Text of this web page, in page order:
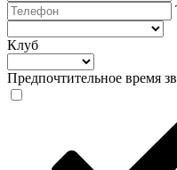
Клуб
Предпочтительное время